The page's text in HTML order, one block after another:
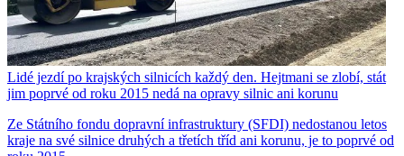
Lidé jezdí po krajských silnicích každý den. Hejtmani se zlobí, stát
jim poprvé od roku 2015 nedá na opravy silnic ani korunu
Ze Státního fondu dopravní infrastruktury (SFDI) nedostanou letos
kraje na své silnice druhých a třetích tříd ani korunu, je to poprvé od